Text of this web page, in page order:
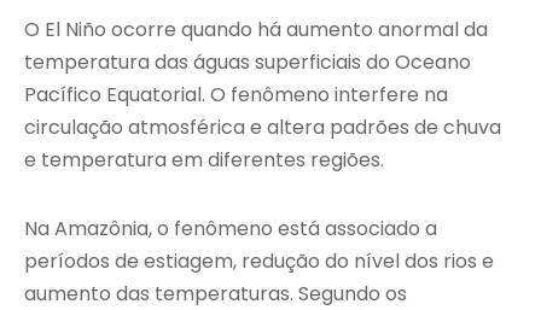
O El Niño ocorre quando há aumento anormal da
temperatura das águas superficiais do Oceano
Pacífico Equatorial. O fenômeno interfere na
circulação atmosférica e altera padrões de chuva
e temperatura em diferentes regiões.
Na Amazônia, o fenômeno está associado a
períodos de estiagem, redução do nível dos rios e
aumento das temperaturas. Segundo os